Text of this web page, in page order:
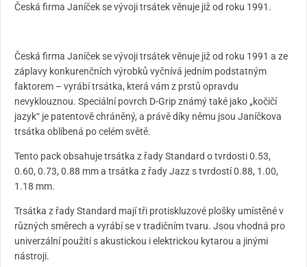
Česká firma Janíček se vývoji trsátek věnuje již od roku 1991.
Česká firma Janíček se vývoji trsátek věnuje již od roku 1991 a ze
záplavy konkurenčních výrobků vyčnívá jedním podstatným
faktorem – vyrábí trsátka, která vám z prstů opravdu
nevyklouznou. Speciální povrch D-Grip známý také jako „kočičí
jazyk“ je patentově chráněný, a právě díky němu jsou Janíčkova
trsátka oblíbená po celém světě.
Tento pack obsahuje trsátka z řady Standard o tvrdosti 0.53,
0.60, 0.73, 0.88 mm a trsátka z řady Jazz s tvrdostí 0.88, 1.00,
1.18 mm.
Trsátka z řady Standard mají tři protiskluzové plošky umístěné v
různých směrech a vyrábí se v tradičním tvaru. Jsou vhodná pro
univerzální použití s akustickou i elektrickou kytarou a jinými
nástroji.